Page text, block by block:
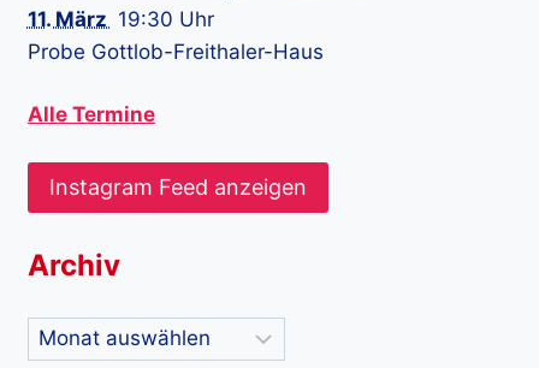
11. März 19:30 Uhr
Probe Gottlob-Freithaler-Haus
Alle Termine
Instagram Feed anzeigen
Archiv
Archiv